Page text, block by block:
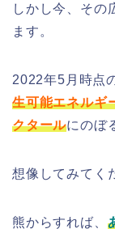
しかし今、その
ます。
2022年5月時点
生可能エネルギ
クタールにのぼ
想像してみてく
熊からすれば、